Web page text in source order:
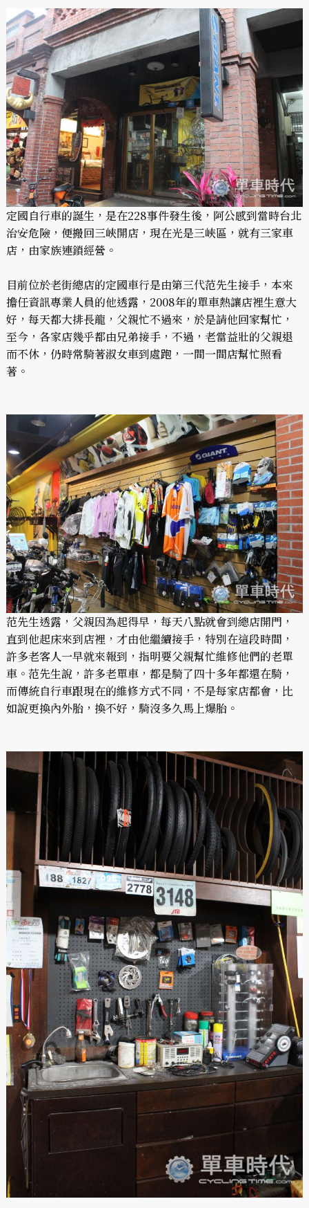
定國自行車的誕生，是在228事件發生後，阿公感到當時台北
治安危險，便搬回三峽開店，現在光是三峽區，就有三家車
店，由家族連鎖經營。
目前位於老街總店的定國車行是由第三代范先生接手，本來
擔任資訊專業人員的他透露，2008年的單車熱讓店裡生意大
好，每天都大排長龍，父親忙不過來，於是請他回家幫忙，
至今，各家店幾乎都由兄弟接手，不過，老當益壯的父親退
而不休，仍時常騎著淑女車到處跑，一間一間店幫忙照看
著。
范先生透露，父親因為起得早，每天八點就會到總店開門，
直到他起床來到店裡，才由他繼續接手，特別在這段時間，
許多老客人一早就來報到，指明要父親幫忙維修他們的老單
車。范先生說，許多老單車，都是騎了四十多年都還在騎，
而傳統自行車跟現在的維修方式不同，不是每家店都會，比
如說更換內外胎，換不好，騎沒多久馬上爆胎。